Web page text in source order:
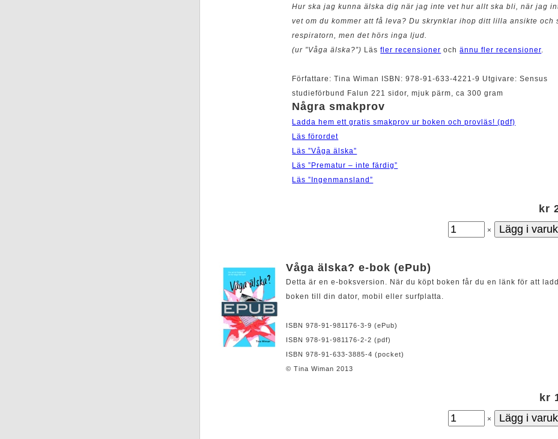
Hur ska jag kunna älska dig när jag inte vet hur allt ska bli, när jag
vet om du kommer att få leva? Du skrynklar ihop ditt lilla ansikte och
respiratorn, men det hörs inga ljud.
(ur ”Våga älska?”) Läsfler recensioner ochännu fler recensioner.
Författare: Tina Wiman ISBN: 978-91-633-4221-9 Utgivare: Sensus
studieförbund Falun 221 sidor, mjuk pärm, ca 300 gram
Några smakprov
Ladda hem ett gratis smakprov ur boken och provläs! (pdf)
Läs förordet
Läs ”Våga älska”
Läs ”Prematur – inte färdig”
Läs ”Ingenmansland”
kr
×
Våga älska? e-bok (ePub)
Detta är en e-boksversion. När du köpt boken får du en länk för att
boken till din dator, mobil eller surfplatta.
ISBN 978-91-981176-3-9 (ePub)
ISBN 978-91-981176-2-2 (pdf)
ISBN 978-91-633-3885-4 (pocket)
© Tina Wiman 2013
kr
×